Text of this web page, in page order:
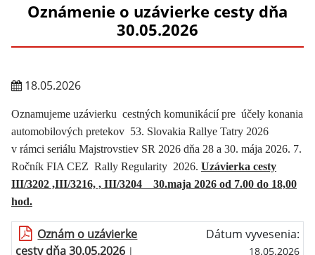
Oznámenie o uzávierke cesty dňa
30.05.2026
18.05.2026
Oznamujeme uzávierku cestných komunikácií pre účely konania
automobilových pretekov 53. Slovakia Rallye Tatry 2026
v rámci seriálu Majstrovstiev SR 2026 dňa 28 a 30. mája 2026. 7.
Ročník FIA CEZ Rally Regularity 2026. Uzávierka cesty
III/3202 ,III/3216, , III/3204 30.maja 2026 od 7.00 do 18,00
hod.
Oznám o uzávierke
cesty dňa 30.05.2026 |
Dátum vyvesenia:
18.05.2026